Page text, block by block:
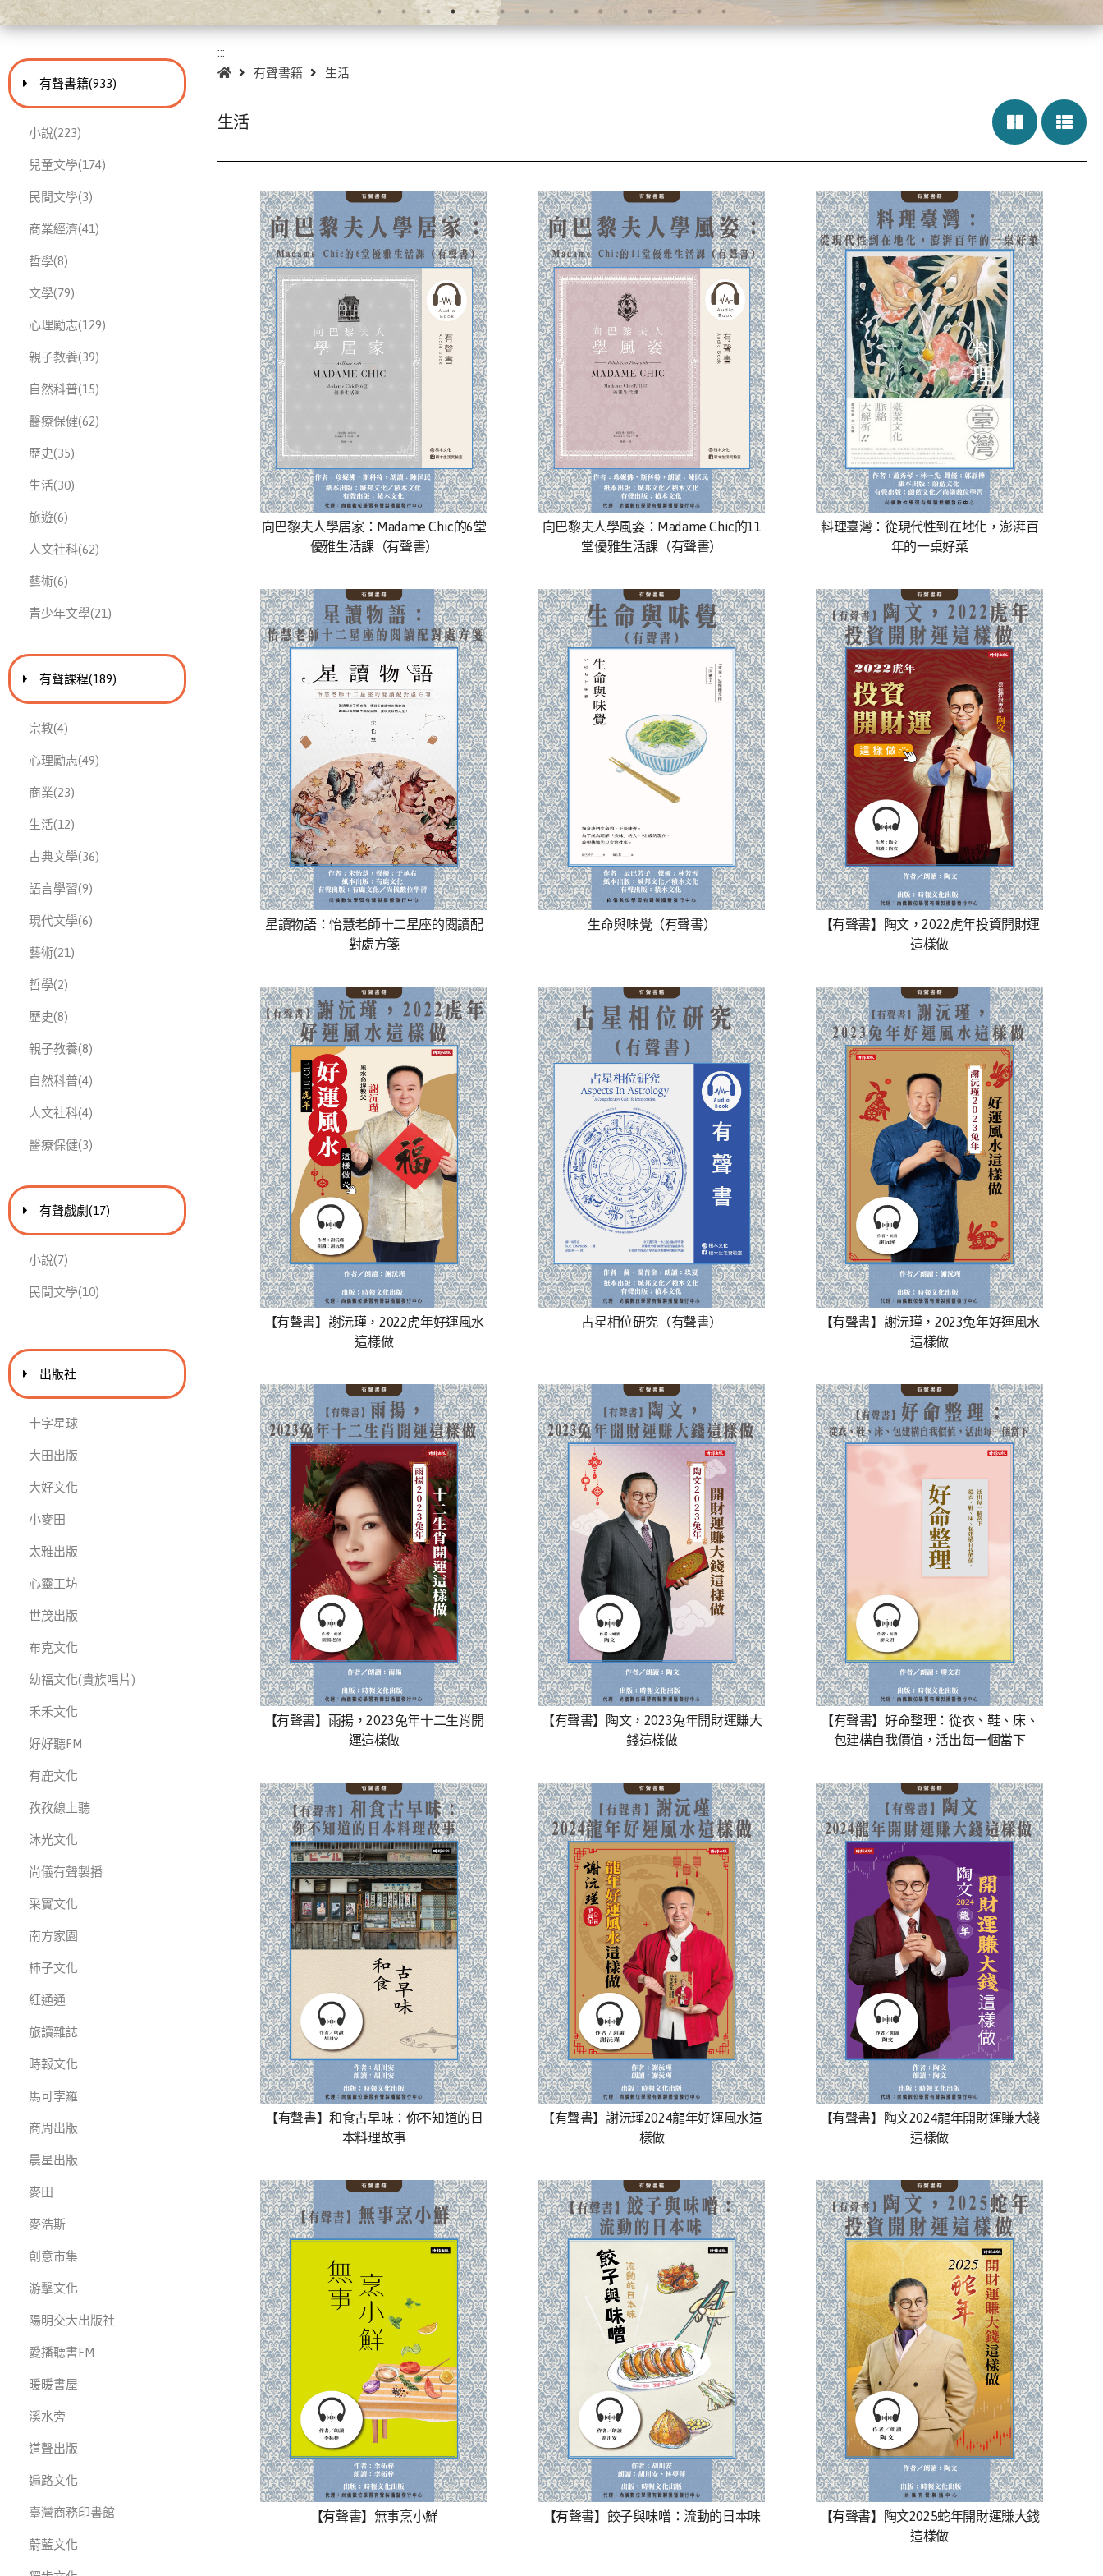
進入
有聲書籍此分類有
(933)
小說此分類有
(223)
兒童文學此分類有
(174)
民間文學此分類有
(3)
商業經濟此分類有
(41)
哲學此分類有
(8)
文學此分類有
(79)
心理勵志此分類有
(129)
親子教養此分類有
(39)
自然科普此分類有
(15)
醫療保健此分類有
(62)
歷史此分類有
(35)
生活此分類有
(30)
旅遊此分類有
(6)
人文社科此分類有
(62)
藝術此分類有
(6)
青少年文學此分類有
(21)
進入
有聲課程此分類有
(189)
宗教此分類有
(4)
心理勵志此分類有
(49)
商業此分類有
(23)
生活此分類有
(12)
古典文學此分類有
(36)
語言學習此分類有
(9)
現代文學此分類有
(6)
藝術此分類有
(21)
哲學此分類有
(2)
歷史此分類有
(8)
親子教養此分類有
(8)
自然科普此分類有
(4)
人文社科此分類有
(4)
醫療保健此分類有
(3)
進入
有聲戲劇此分類有
(17)
小說此分類有
(7)
民間文學此分類有
(10)
出版社
十字星球
大田出版
大好文化
小麥田
太雅出版
心靈工坊
世茂出版
布克文化
幼福文化(貴族唱片)
禾禾文化
好好聽FM
有鹿文化
孜孜線上聽
沐光文化
尚儀有聲製播
采實文化
南方家園
柿子文化
紅通通
旅讀雜誌
時報文化
馬可孛羅
商周出版
晨星出版
麥田
麥浩斯
創意市集
游擊文化
陽明交大出版社
愛播聽書FM
暖暖書屋
溪水旁
道聲出版
遍路文化
臺灣商務印書館
蔚藍文化
:::
首頁有聲書籍 生活
生活
向巴黎夫人學居家：Madame Chic的6堂
優雅生活課（有聲書）
向巴黎夫人學風姿：Madame Chic的11
堂優雅生活課（有聲書）
料理臺灣：從現代性到在地化，澎湃百
年的一桌好菜
星讀物語：怡慧老師十二星座的閱讀配
對處方箋
生命與味覺（有聲書）
【有聲書】陶文，2022虎年投資開財運
這樣做
【有聲書】謝沅瑾，2022虎年好運風水
這樣做
占星相位研究（有聲書）
【有聲書】謝沅瑾，2023兔年好運風水
這樣做
【有聲書】雨揚，2023兔年十二生肖開
運這樣做
【有聲書】陶文，2023兔年開財運賺大
錢這樣做
【有聲書】好命整理：從衣、鞋、床、
包建構自我價值，活出每一個當下
【有聲書】和食古早味：你不知道的日
本料理故事
【有聲書】謝沅瑾2024龍年好運風水這
樣做
【有聲書】陶文2024龍年開財運賺大錢
這樣做
【有聲書】無事烹小鮮 【有聲書】餃子與味噌：流動的日本味
【有聲書】陶文2025蛇年開財運賺大錢
這樣做